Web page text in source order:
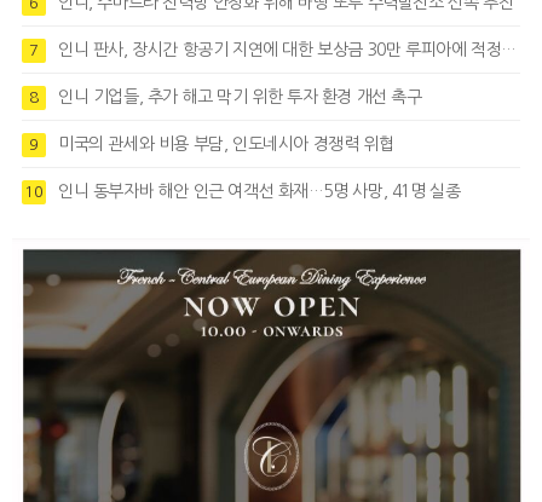
7 인니 판사, 장시간 항공기 지연에 대한 보상금 30만 루피아에 적정성 제기
8 인니 기업들, 추가 해고 막기 위한 투자 환경 개선 촉구
9 미국의 관세와 비용 부담, 인도네시아 경쟁력 위협
10 인니 동부자바 해안 인근 여객선 화재…5명 사망, 41명 실종